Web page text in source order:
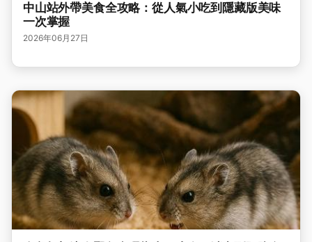
中山站外帶美食全攻略：從人氣小吃到隱藏版美味
一次掌握
2026年06月27日